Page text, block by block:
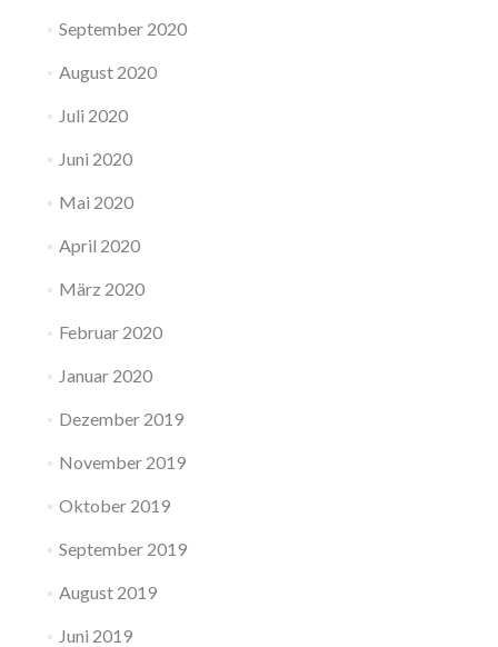
September 2020
August 2020
Juli 2020
Juni 2020
Mai 2020
April 2020
März 2020
Februar 2020
Januar 2020
Dezember 2019
November 2019
Oktober 2019
September 2019
August 2019
Juni 2019